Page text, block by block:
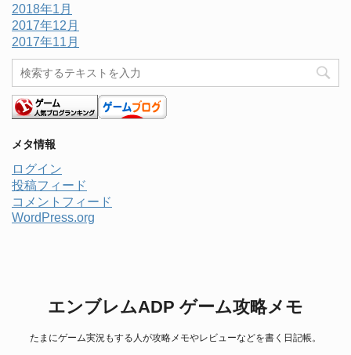
2018年1月
2017年12月
2017年11月
メタ情報
ログイン
投稿フィード
コメントフィード
WordPress.org
エンブレムADP ゲーム攻略メモ
たまにゲーム実況もする人が攻略メモやレビューなどを書く日記帳。